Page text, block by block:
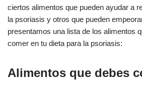
ciertos alimentos que pueden ayudar a
la psoriasis y otros que pueden
presentamos una lista de los alimentos
comer en tu dieta para la psoriasis:
Alimentos que debes